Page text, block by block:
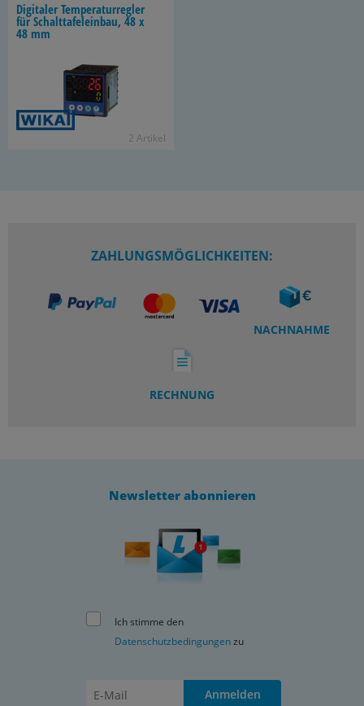
Di­gi­ta­ler Tem­pe­ra­tur­reg­ler
für Schalt­ta­fel­ein­bau, 48 x
48 mm
2 Ar­ti­kel
ZAHLUNGSMÖGLICHKEITEN:
NACHNAHME
RECHNUNG
Newsletter abonnieren
Ich stimme den
Datenschutzbedingungenzu
Anmelden